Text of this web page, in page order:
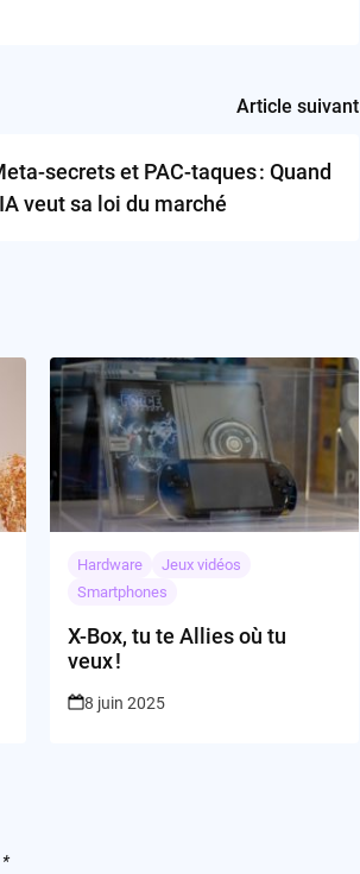
Article suivant
secrets et PAC-taques : Quand
veut sa loi du marché
Hardware
Jeux vidéos
Smartphones
X-Box, tu te Allies où tu
veux !
8 juin 2025
*